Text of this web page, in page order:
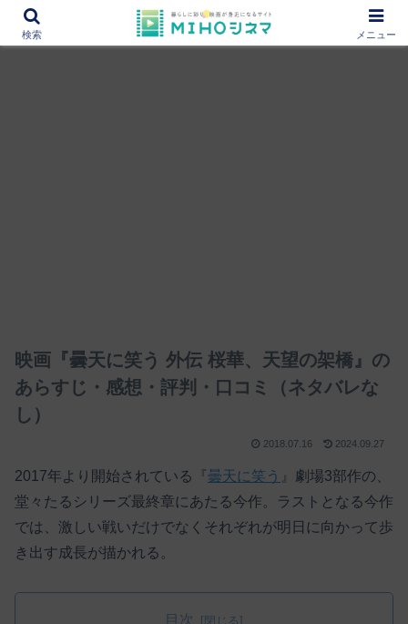
12000作品を紹介！あなたの映画図書館『MIHOシネマ』
映画『曇天に笑う 外伝 桜華、天望の架橋』の
あらすじ・感想・評判・口コミ（ネタバレな
し）
2018.07.16 2024.09.27
2017年より開始されている『曇天に笑う 』劇場3部作の、
堂々たるシリーズ最終章にあたる今作。ラストとなる今作
では、激しい戦いだけでなくそれぞれが明日に向かって歩
き出す成長が描かれる。
目次
検索 メニュー